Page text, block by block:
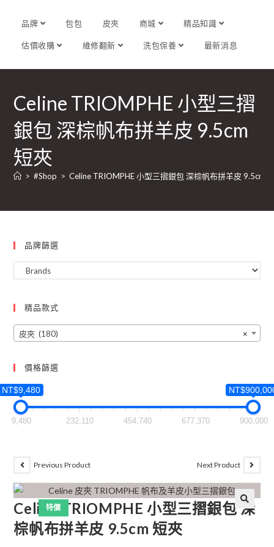
品牌 包包 皮夾 商城 精品知識
估價收購 維修翻新 洗包保養 最新消息
Celine TRIOMPHE 小型三摺
銀包 深棕帆布拼羊皮 9.5cm
短夾
> #Shop > Celine TRIOMPHE 小型三摺銀包 深棕帆布拼羊皮 9.5cm
品牌篩選
精品款式
×
皮夾 (180)
價格篩選
NT$9,480
9,480 232,110 454,740 677,370 900,000
特價
Previous Product Next Product
🔍
Celine TRIOMPHE 小型三摺銀包 深
棕帆布拼羊皮 9.5cm 短夾